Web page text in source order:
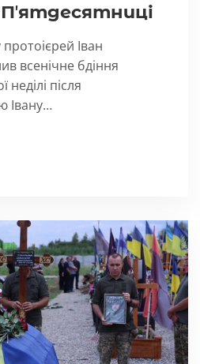
Пʼятдесятниці
Іван
всенічне бдіння
неділі після
Івану…